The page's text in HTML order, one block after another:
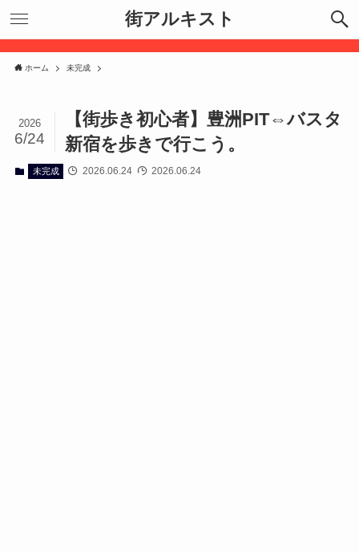
街アルキスト
ホーム 未完成
【街歩き初心者】豊洲PIT⇔バスタ
新宿を歩きで行こう。
2026
6/24
未完成 2026.06.24 2026.06.24